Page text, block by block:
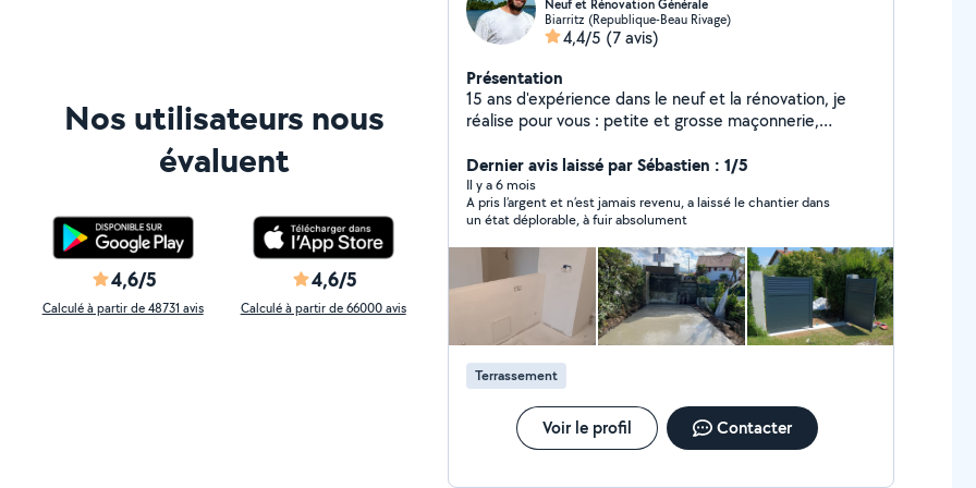
Nos utilisateurs nous
évaluent
4,6/5
Calculé à partir de 48731 avis
4,6/5
Calculé à partir de 66000 avis
Neuf et Rénovation Générale
Biarritz (Republique-Beau Rivage)
4,4/5 (7 avis)
Présentation
15 ans d'expérience dans le neuf et la rénovation, je
réalise pour vous : petite et grosse maçonnerie,
soigné
Dernier avis laissé par Sébastien : 1/5
Il y a 6 mois
A pris l’argent et n’est jamais revenu, a laissé le chantier dans
un état déplorable, à fuir absolument
Terrassement
Voir le profil Contacter